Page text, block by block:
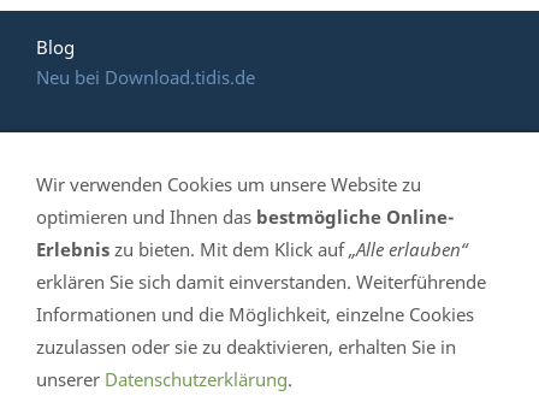
Blog
Neu bei Download.tidis.de
HOTLINE: (035 365)
639 061
TiDis Handelshaus - Mittelstr. 4 in 04895 Falkenberg /
Elster - Telefon 035 365-639 061- eMail info@tidis.de -
Wir verwenden Cookies um unsere Website zu
optimieren und Ihnen das bestmögliche Online-
Erlebnis zu bieten. Mit dem Klick auf„Alle erlauben“
erklären Sie sich damit einverstanden. Weiterführende
Informationen und die Möglichkeit, einzelne Cookies
zuzulassen oder sie zu deaktivieren, erhalten Sie in
unserer Datenschutzerklärung.